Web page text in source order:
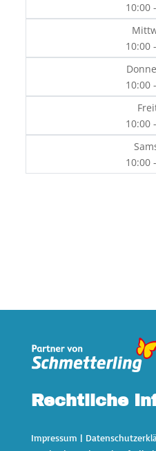
10:00
10:00
10:00
10:00
10:00
Rechtliche
Impressum |